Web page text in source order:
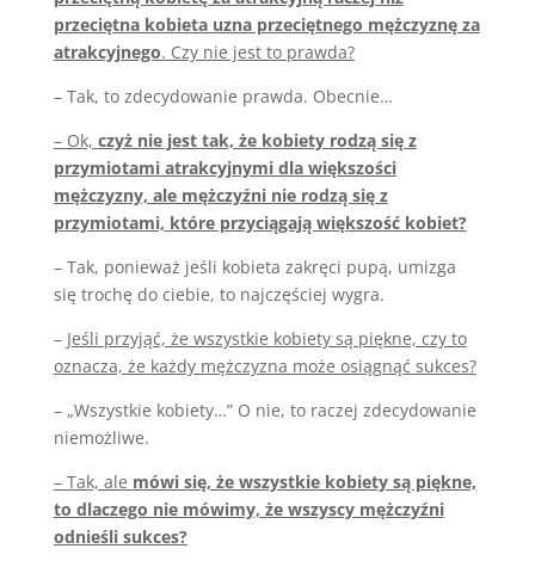
przeciętna kobieta uzna przeciętnego mężczyznę za
atrakcyjnego. Czy nie jest to prawda?
– Tak, to zdecydowanie prawda. Obecnie…
– Ok, czyż nie jest tak, że kobiety rodzą się z
przymiotami atrakcyjnymi dla większości
mężczyzny, ale mężczyźni nie rodzą się z
przymiotami, które przyciągają większość kobiet?
– Tak, ponieważ jeśli kobieta zakręci pupą, umizga
się trochę do ciebie, to najczęściej wygra.
– Jeśli przyjąć, że wszystkie kobiety są piękne, czy to
oznacza, że każdy mężczyzna może osiągnąć sukces?
– „Wszystkie kobiety…” O nie, to raczej zdecydowanie
niemożliwe.
– Tak, ale mówi się, że wszystkie kobiety są piękne,
to dlaczego nie mówimy, że wszyscy mężczyźni
odnieśli sukces?